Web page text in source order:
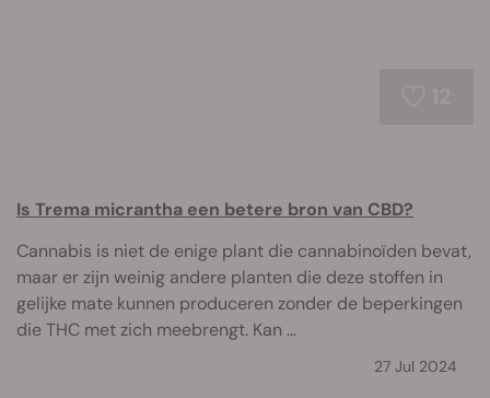
Is Trema micrantha een betere bron van CBD?
Cannabis is niet de enige plant die cannabinoïden bevat,
maar er zijn weinig andere planten die deze stoffen in
gelijke mate kunnen produceren zonder de beperkingen
die THC met zich meebrengt. Kan ...
27 Jul 2024